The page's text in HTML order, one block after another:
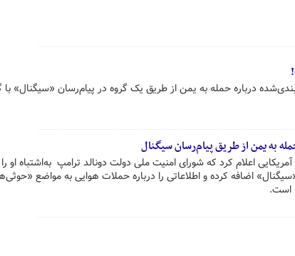
درباره حمله به یمن از طریق یک گروه در پیام‌رسان «سیگنال»
به یمن از طریق پیام‌رسان سیگنال
آمریکایی اعلام کرد که شورای امنیت ملی دولت دونالد ترامپ به‌اشتباه او
اضافه کرده و اطلاعاتی را درباره حملات هوایی به مواضع
است.